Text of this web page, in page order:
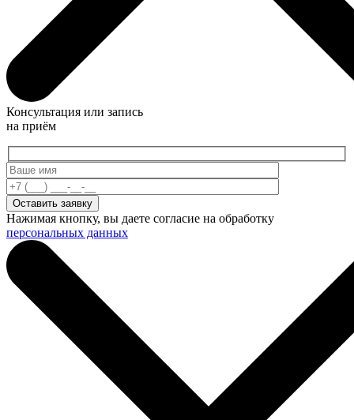
Консультация или запись
на приём
Нажимая кнопку, вы даете согласие на обработку
персональных данных